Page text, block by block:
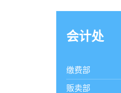
会计处
缴费部
贩卖部